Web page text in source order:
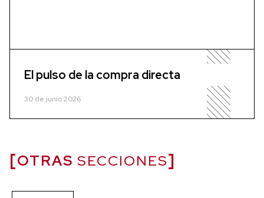
El pulso de la compra directa
30 de junio 2026
OTRAS SECCIONES